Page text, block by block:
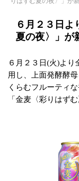
６月２３日よ
夏の夜〉」が
６月２３日(火)よ
用し、上面発酵酵
くらむフルーティ
「金麦〈彩りはず